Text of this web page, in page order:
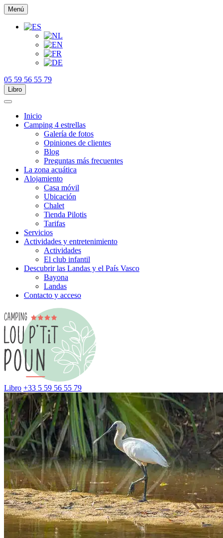
Menú
05 59 56 55 79
Libro
Inicio
Camping 4 estrellas
Galería de fotos
Opiniones de clientes
Blog
Preguntas más frecuentes
La zona acuática
Alojamiento
Casa móvil
Ubicación
Chalet
Tienda Pilotis
Tarifas
Servicios
Actividades y entretenimiento
Actividades
El club infantil
Descubrir las Landas y el País Vasco
Bayona
Landas
Contacto y acceso
Libro +33 5 59 56 55 79